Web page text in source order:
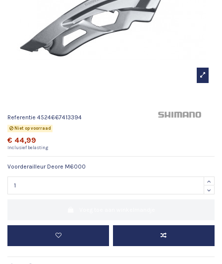
Referentie 4524667413394
Niet op voorraad
€ 44,99
Inclusief belasting
Voorderailleur Deore M6000